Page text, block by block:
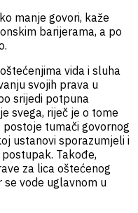
manje govori, kaže
barijerama, a po
vida i sluha
svojih prava u
srijedi potpuna
svega, riječ je o tome
tumači govornog
ustanovi sporazumjeli i
Takođe,
za lica oštećenog
vode uglavnom u